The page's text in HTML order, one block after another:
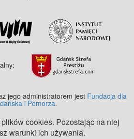
jego administratorem jest Fundacja dla
i Pomorza.
cookies. Pozostając na niej
warunki ich używania.